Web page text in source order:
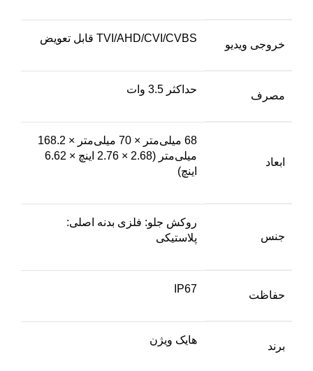
خروجی ویدیو
TVI/AHD/CVI/CVBS قابل تعویض
مصرف
حداکثر 3.5 وات
ابعاد
68 میلی‌متر × 70 میلی‌متر × 168.2
میلی‌متر (2.68 × 2.76 اینچ × 6.62
اینچ)
جنس
روکش جلو: فلزی بدنه اصلی:
پلاستیکی
حفاظت
IP67
برند
هایک ویژن